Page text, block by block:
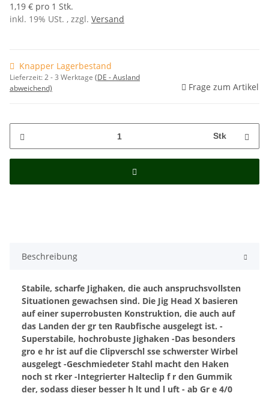
1,19 € pro 1 Stk.
inkl. 19% USt. , zzgl. Versand
Knapper Lagerbestand
Lieferzeit:2 - 3 Werktage (DE - Ausland
abweichend)
Frage zum Artikel
Stk
Beschreibung
Stabile, scharfe Jighaken, die auch anspruchsvollsten
Situationen gewachsen sind. Die Jig Head X basieren
auf einer superrobusten Konstruktion, die auch auf
das Landen der gr ten Raubfische ausgelegt ist. -
Superstabile, hochrobuste Jighaken -Das besonders
gro e hr ist auf die Clipverschl sse schwerster Wirbel
ausgelegt -Geschmiedeter Stahl macht den Haken
noch st rker -Integrierter Halteclip f r den Gummik
der, sodass dieser besser h lt und l uft - ab Gr e 4/0